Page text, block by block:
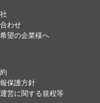
わせ
望の企業様へ
保護方針
営に関する規程等